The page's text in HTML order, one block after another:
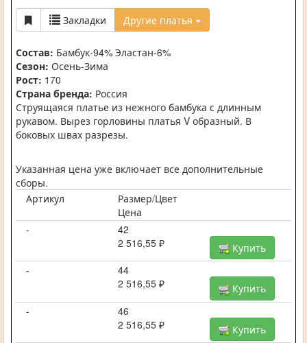
Закладки Другие платья
Состав: Бамбук-94% Эластан-6%
Сезон: Осень-Зима
Рост: 170
Страна бренда: Россия
Струящаяся платье из нежного бамбука с длинным
рукавом. Вырез горловины платья V образный. В
боковых швах разрезы.
Указанная цена уже включает все дополнительные
сборы.
Артикул
Размер/Цвет
Цена
-
42
2 516,55 ₽
Купить
-
44
2 516,55 ₽
Купить
-
46
2 516,55 ₽
Купить